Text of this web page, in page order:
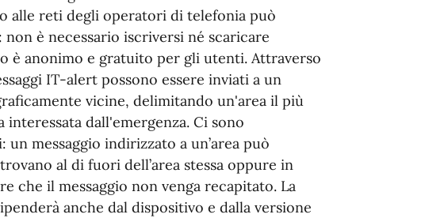
alle reti degli operatori di telefonia può
è necessario iscriversi né scaricare
è anonimo e gratuito per gli utenti. Attraverso
IT-alert possono essere inviati a un
vicine, delimitando un'area il più
dall'emergenza. Ci sono
messaggio indirizzato a un’area può
al di fuori dell’area stessa oppure in
che il messaggio non venga recapitato. La
anche dal dispositivo e dalla versione